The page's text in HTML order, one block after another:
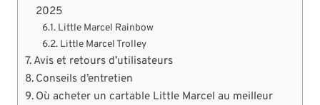
2025
Little Marcel Rainbow
Little Marcel Trolley
Avis et retours d’utilisateurs
Conseils d’entretien
Où acheter un cartable Little Marcel au meilleur